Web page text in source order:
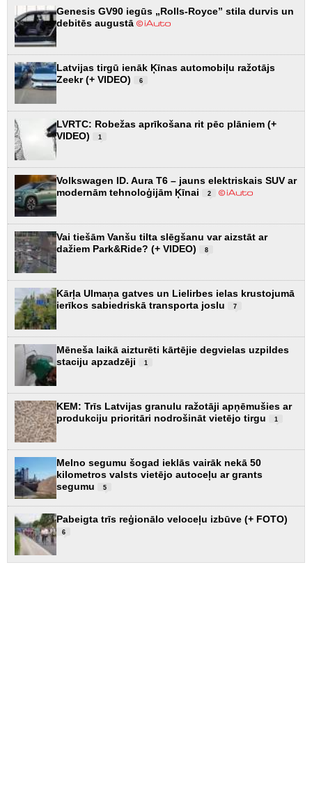
Genesis GV90 iegūs „Rolls-Royce” stila durvis un
debitēs augustā
Latvijas tirgū ienāk Ķīnas automobiļu ražotājs
Zeekr (+ VIDEO)
6
LVRTC: Robežas aprīkošana rit pēc plāniem (+
VIDEO)
1
Volkswagen ID. Aura T6 – jauns elektriskais SUV ar
modernām tehnoloģijām Ķīnai
2
Vai tiešām Vanšu tilta slēgšanu var aizstāt ar
dažiem Park&Ride? (+ VIDEO)
8
Kārļa Ulmaņa gatves un Lielirbes ielas krustojumā
ierīkos sabiedriskā transporta joslu
7
Mēneša laikā aizturēti kārtējie degvielas uzpildes
staciju apzadzēji
1
KEM: Trīs Latvijas granulu ražotāji apņēmušies ar
produkciju prioritāri nodrošināt vietējo tirgu
1
Melno segumu šogad ieklās vairāk nekā 50
kilometros valsts vietējo autoceļu ar grants
segumu
5
Pabeigta trīs reģionālo veloceļu izbūve (+ FOTO)
6